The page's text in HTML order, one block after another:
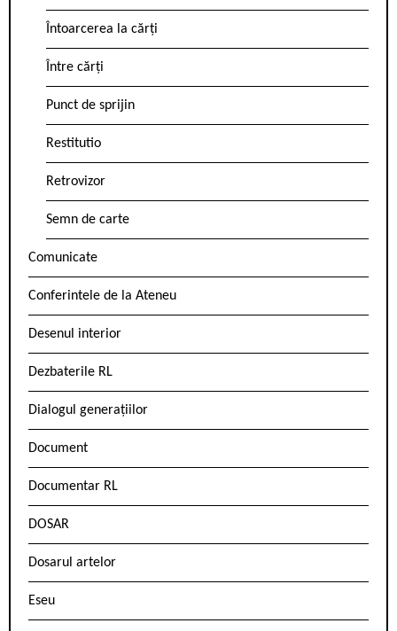
Întoarcerea la cărți
Între cărți
Punct de sprijin
Restitutio
Retrovizor
Semn de carte
Comunicate
Conferintele de la Ateneu
Desenul interior
Dezbaterile RL
Dialogul generațiilor
Document
Documentar RL
DOSAR
Dosarul artelor
Eseu